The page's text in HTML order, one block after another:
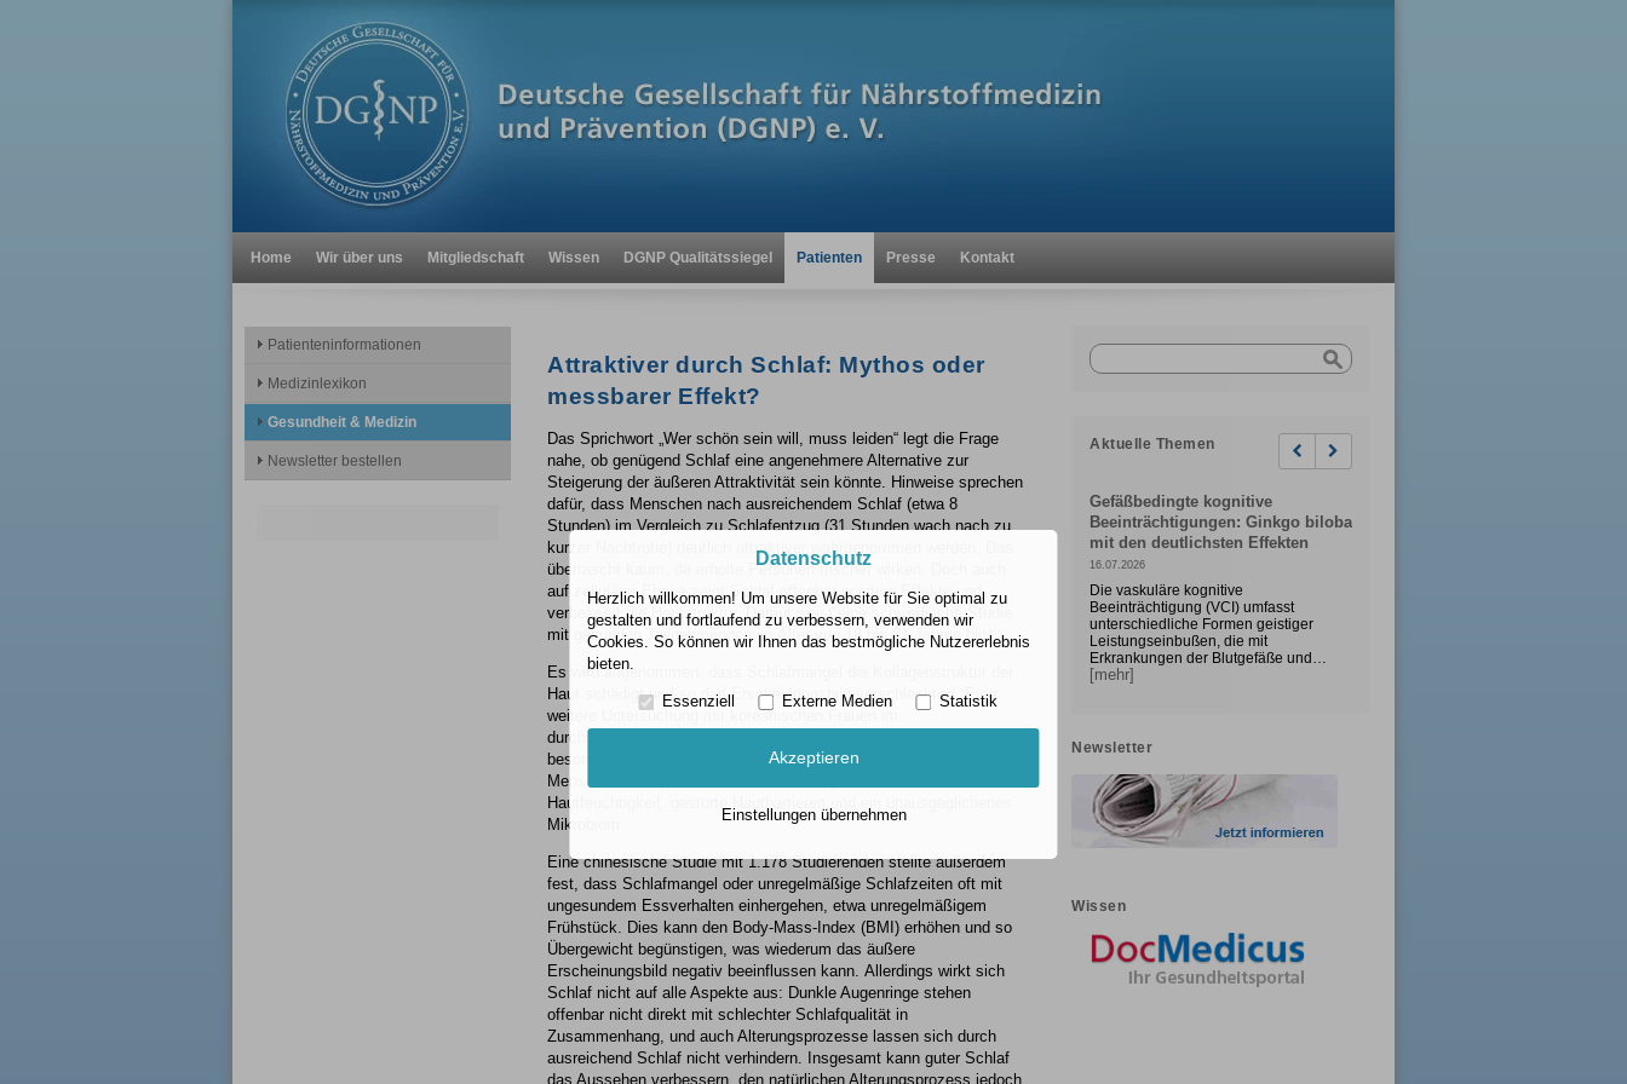
Home Wir über uns Mitgliedschaft Wissen DGNP Qualitätssiegel Patienten Presse Kontakt
Patienteninformationen
Medizinlexikon
Gesundheit & Medizin
Newsletter bestellen
Attraktiver durch Schlaf: Mythos oder
messbarer Effekt?
Das Sprichwort „Wer schön sein will, muss leiden“ legt die Frage
nahe, ob genügend Schlaf eine angenehmere Alternative zur
Steigerung der äußeren Attraktivität sein könnte. Hinweise sprechen
dafür, dass Menschen nach ausreichendem Schlaf (etwa 8
Stunden) im Vergleich zu Schlafentzug (31 Stunden wach nach zu
kurzer Nachtruhe) deutlich attraktiver wahrgenommen werden. Das
überrascht kaum, da erholte Personen frischer wirken. Doch auch
auf zellulärer Ebene zeigt Schlaf offenbar positive Effekte und
verbessert die Hautstruktur. Darauf weist eine schwedische Studie
mit gesunden Teilnehmenden im Alter von 18 bis 31 Jahren hin.
Es wird angenommen, dass Schlafmangel die Kollagenstruktur der
Haut schädigt und so das Erscheinungsbild verschlechtert. Eine
weitere Untersuchung mit koreanischen Frauen im
durchschnittlichen Alter von 40 Jahren ergab, dass fehlender Schlaf
besonders die Hautelastizität beeinträchtigt. Zudem zeigen
Menschen mit späten Schlafzeiten häufig eine schlechtere
Hautfeuchtigkeit, gestörte Hautbarrieren und ein unausgeglichenes
Mikrobiom.
Eine chinesische Studie mit 1.178 Studierenden stellte außerdem
fest, dass Schlafmangel oder unregelmäßige Schlafzeiten oft mit
ungesundem Essverhalten einhergehen, etwa unregelmäßigem
Frühstück. Dies kann den Body-Mass-Index (BMI) erhöhen und so
Übergewicht begünstigen, was wiederum das äußere
Erscheinungsbild negativ beeinflussen kann. Allerdings wirkt sich
Schlaf nicht auf alle Aspekte aus: Dunkle Augenringe stehen
offenbar nicht direkt mit schlechter Schlafqualität in
Zusammenhang, und auch Alterungsprozesse lassen sich durch
ausreichend Schlaf nicht verhindern. Insgesamt kann guter Schlaf
das Aussehen verbessern, den natürlichen Alterungsprozess jedoch
Aktuelle Themen Previous
Gefäßbedingte kognitive
Beeinträchtigungen: Ginkgo biloba
mit den deutlichsten Effekten
16.07.2026
Die vaskuläre kognitive
Beeinträchtigung (VCI) umfasst
unterschiedliche Formen geistiger
Leistungseinbußen, die mit
Erkrankungen der Blutgefäße und…
[mehr]
Newsletter
Wissen
Datenschutz
Herzlich willkommen! Um unsere Website für Sie optimal zu
gestalten und fortlaufend zu verbessern, verwenden wir
Cookies. So können wir Ihnen das bestmögliche Nutzererlebnis
bieten.
Essenziell Externe Medien Statistik
Akzeptieren
Einstellungen übernehmen